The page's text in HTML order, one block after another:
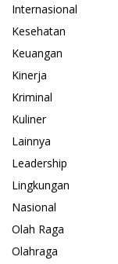
Internasional
Kesehatan
Keuangan
Kinerja
Kriminal
Kuliner
Lainnya
Leadership
Lingkungan
Nasional
Olah Raga
Olahraga